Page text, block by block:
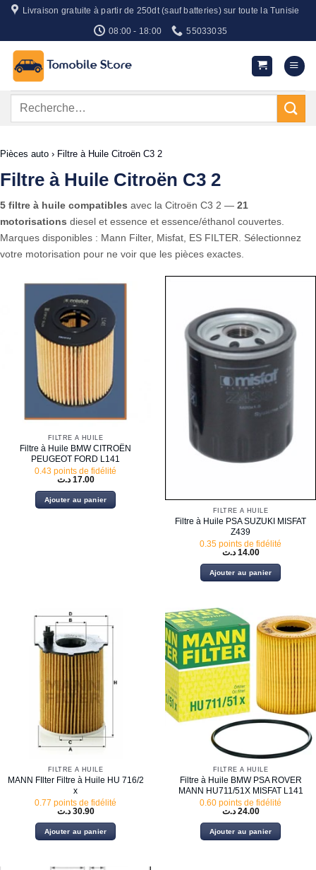
Passer
contenu
Livraison gratuite à partir de 250dt (sauf batteries) sur toute la Tunisie
08:00 - 18:00 55033035
Recherche
Pièces auto › Filtre à Huile Citroën C3 2
Filtre à Huile Citroën C3 2
5 filtre à huile compatibles avec la Citroën C3 2 — 21
motorisations diesel et essence et essence/éthanol couvertes.
Marques disponibles : Mann Filter, Misfat, ES FILTER. Sélectionnez
votre motorisation pour ne voir que les pièces exactes.
FILTRE À HUILE
Filtre à Huile BMW CITROËN
PEUGEOT FORD L141
0.43 points de fidélité
17.00 د.ت
Ajouter au panier
FILTRE À HUILE
Filtre à Huile PSA SUZUKI MISFAT
Z439
0.35 points de fidélité
14.00 د.ت
Ajouter au panier
FILTRE À HUILE
MANN FIlter Filtre à Huile HU 716/2
x
0.77 points de fidélité
30.90 د.ت
Ajouter au panier
FILTRE À HUILE
Filtre à Huile BMW PSA ROVER
MANN HU711/51X MISFAT L141
0.60 points de fidélité
24.00 د.ت
Ajouter au panier